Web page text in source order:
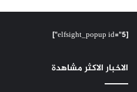
[elfsight_popup id="5"]
الاخبار الاكثر مشاهدة